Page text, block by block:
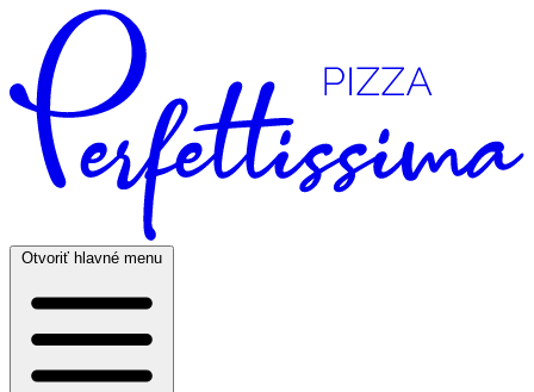
Otvoriť hlavné menu